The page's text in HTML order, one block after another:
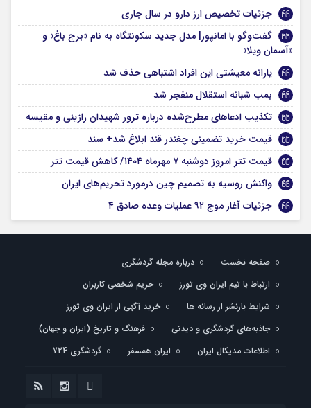
جزئیات تخصیص ارز دارو در سال جاری
گفت‌وگو با امانپور| مدل جدید سکونتگاه به نام «برج باغ» و
«آسمان ویلا»
یارانه معیشتی این افراد اشتباهی حذف شد
بمب شبانه استقلال منفجر شد
تکذیب ادعاهای مطرح‌شده درباره ترور شهیدان رازینی و مقیسه
قیمت خرید تضمینی چغندر قند ابلاغ شد+ سند
قیمت تتر امروز دوشنبه ۷ مهرماه ۱۴۰۴/ کاهش قیمت تتر
واکنش روسیه به تصمیم چین درمورد تحریم‌های ایران
جزئیات آغاز موج ۹۲ عملیات وعده صادق ۴
صفحه نخست
درباره مجله گردشگری
ارتباط با تیم ایران وی تورز
حریم شخصی کاربران
شرایط بازنشر از رسانه ها
خرید آگهی از ایران وی تورز
جاذبه‌های گردشگری و دیدنی
فرهنگ و تاریخ (ایران و جهان)
اطلاعات مدیکال ایران
ایران همسفر گردشگری 724